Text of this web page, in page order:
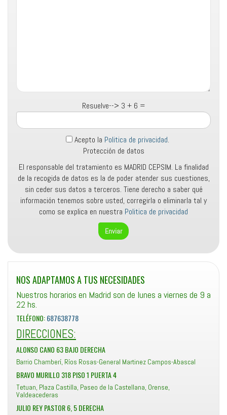
Resuelve--> 3 + 6 =
Acepto la Politica de privacidad.
Protección de datos
El responsable del tratamiento es MADRID CEPSIM. La finalidad
de la recogida de datos es la de poder atender sus cuestiones,
sin ceder sus datos a terceros. Tiene derecho a saber qué
información tenemos sobre usted, corregirla o eliminarla tal y
como se explica en nuestra Politica de privacidad
NOS ADAPTAMOS A TUS NECESIDADES
Nuestros horarios en Madrid son de lunes a viernes de 9 a
22 hs.
TELÉFONO:687638778
DIRECCIONES:
ALONSO CANO 63 BAJO DERECHA
Barrio Chamberí, Ríos Rosas-General Martinez Campos-Abascal
BRAVO MURILLO 318 PISO 1 PUERTA 4
Tetuan, Plaza Castilla, Paseo de la Castellana, Orense,
Valdeacederas
JULIO REY PASTOR 6, 5 DERECHA